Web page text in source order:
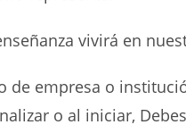
vivirá en
de empresa o
o al iniciar,